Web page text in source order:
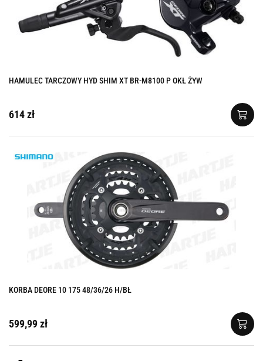
HAMULEC TARCZOWY HYD SHIM XT BR-M8100 P OKŁ ŻYW
614 zł
KORBA DEORE 10 175 48/36/26 H/BŁ
599,99 zł